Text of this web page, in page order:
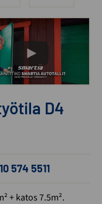
D4
574 5511
+ katos 7.5m².